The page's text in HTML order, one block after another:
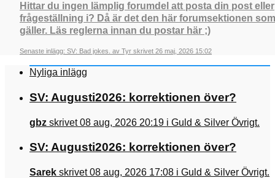
Hittar du ingen lämplig forumdel att posta din post eller
frågeställning i? Då är det den här forumsektionen som
gäller. Läs reglerna innan du postar här ;)
Senaste inlägg: SV: Bad jokes. av Tyr skrivet 26 maj, 2026 15:02
Nyliga inlägg
SV: Augusti2026: korrektionen över?
gbz skrivet 08 aug, 2026 20:19 i Guld & Silver Övrigt.
SV: Augusti2026: korrektionen över?
Sarek skrivet 08 aug, 2026 17:08 i Guld & Silver Övrigt.